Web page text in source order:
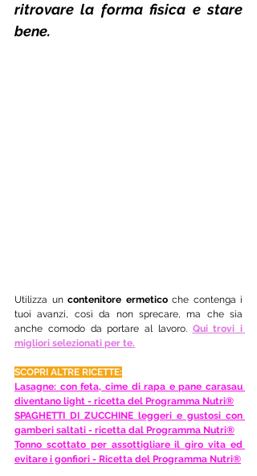
ritrovare la forma fisica e stare
bene.
Utilizza un contenitore ermetico che contenga i
tuoi avanzi, così da non sprecare, ma che sia
anche comodo da portare al lavoro. Qui trovi i
migliori selezionati per te.
SCOPRI ALTRE RICETTE:
Lasagne: con feta, cime di rapa e pane carasau
diventano light - ricetta del Programma Nutri®
SPAGHETTI DI ZUCCHINE leggeri e gustosi con
gamberi saltati - ricetta dal Programma Nutri®
Tonno scottato per assottigliare il giro vita ed
evitare i gonfiori - Ricetta del Programma Nutri®